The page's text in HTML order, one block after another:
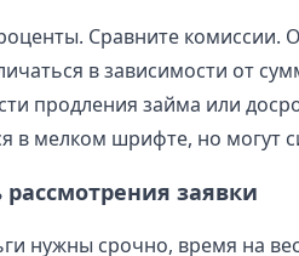
Сравните комиссии.
в зависимости от
продления займа или
в мелком шрифте, но могут
рассмотрения заявки
нужны срочно, время на